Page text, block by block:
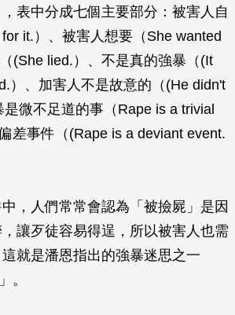
表中分成七個主要部分：被害人自
it.）、被害人想要（She wanted
(She lied.）、不是真的強暴（(It
）、加害人不是故意的（(He didn't
微不足道的事（Rape is a trivial
差事件（(Rape is a deviant event.
，人們常常會認為「被撿屍」是因
讓歹徒容易得逞，所以被害人也需
就是潘恩指出的強暴迷思之一
。